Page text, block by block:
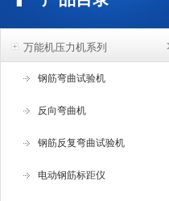
万能机压力机系列
钢筋弯曲试验机
反向弯曲机
钢筋反复弯曲试验机
电动钢筋标距仪